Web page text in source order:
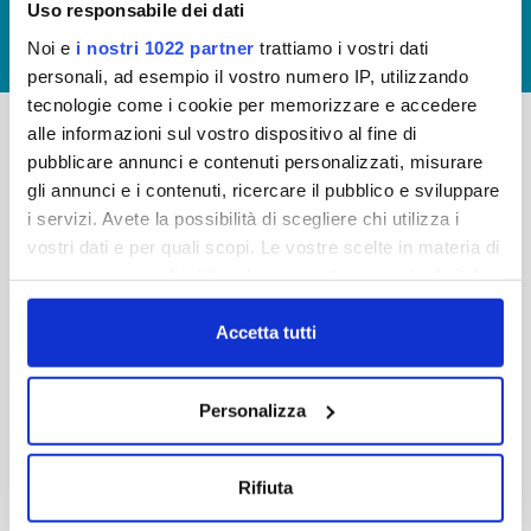
Uso responsabile dei dati
Noi e i nostri 1022 partner trattiamo i vostri dati
personali, ad esempio il vostro numero IP, utilizzando
tecnologie come i cookie per memorizzare e accedere
alle informazioni sul vostro dispositivo al fine di
pubblicare annunci e contenuti personalizzati, misurare
gli annunci e i contenuti, ricercare il pubblico e sviluppare
i servizi. Avete la possibilità di scegliere chi utilizza i
vostri dati e per quali scopi. Le vostre scelte in materia di
in cui avete effettuato le vostre scelte. È possibile
modificare o revocare il proprio consenso in qualsiasi
momento dalla Dichiarazione sui cookie o facendo clic
Con il tuo consenso, vorremmo anche:
raccogliere informazioni sulla tua posizione
Accetta tutti
Personalizza
Rifiuta
LAVORA CON NOI
Publiacqua S.p.A
Via Villamagna 90/c -
50126 Fi
Tel. +39 055688903
Reg Imprese Firenze
-
FAQ
PRIVACY POLICY
COOKIE
WHISTLEBLOWING
CREDITS